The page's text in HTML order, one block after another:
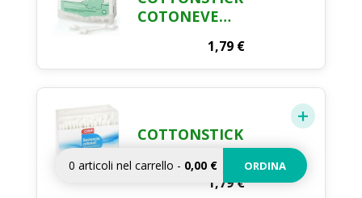
COTONEVE
1,79 €
COTTONSTICK
COTONATI CRAI X
200 PEZZI
1,79€
0 articoli nel carrello - 0,00 € ORDINA